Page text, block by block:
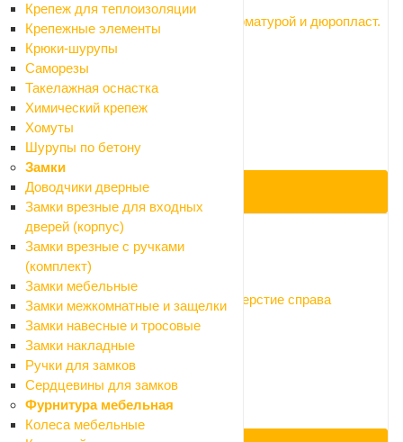
Крепеж для теплоизоляции
Крепежные элементы
Крюки-шурупы
Саморезы
Такелажная оснастка
Химический крепеж
Хомуты
Шурупы по бетону
Замки
Доводчики дверные
Замки врезные для входных
дверей (корпус)
Замки врезные с ручками
(комплект)
Замки мебельные
Замки межкомнатные и защелки
Замки навесные и тросовые
Замки накладные
Ручки для замков
Сердцевины для замков
Фурнитура мебельная
Колеса мебельные
Унитаз с бачком Santek ЛИГА 67 с арматурой и дюропласт.
сиденьем
Нет в наличии
Арт.: 1.WH30.2.141
7 380 ₽
8 200 ₽
-10%
Экономия 820 ₽
Код: 096238
Умывальник Santek Форум 45*28 отверстие справа
Нет в наличии
Арт.: 1.WH11.0.545
1 575 ₽
1 750 ₽
-10%
Экономия 175 ₽